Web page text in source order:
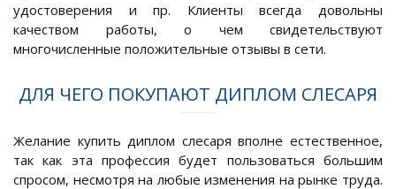
удостоверения и пр. Клиенты всегда довольны
качеством работы, о чем свидетельствуют
многочисленные положительные отзывы в сети.
ДЛЯ ЧЕГО ПОКУПАЮТ ДИПЛОМ СЛЕСАРЯ
Желание купить диплом слесаря вполне естественное,
так как эта профессия будет пользоваться большим
спросом, несмотря на любые изменения на рынке труда.